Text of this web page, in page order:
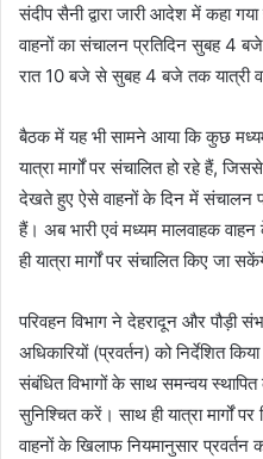
संदीप सैनी द्वारा जारी आदेश में कहा
वाहनों का संचालन प्रतिदिन सुबह 4
रात 10 बजे से सुबह 4 बजे तक यात्री
बैठक में यह भी सामने आया कि कुछ
यात्रा मार्गों पर संचालित हो रहे हैं,
देखते हुए ऐसे वाहनों के दिन में संचालन
हैं। अब भारी एवं मध्यम मालवाहक
ही यात्रा मार्गों पर संचालित किए जा
परिवहन विभाग ने देहरादून और पौड़ी
अधिकारियों (प्रवर्तन) को निर्देशित
संबंधित विभागों के साथ समन्वय
सुनिश्चित करें। साथ ही यात्रा मार्गों
वाहनों के खिलाफ नियमानुसार प्रवर्तन